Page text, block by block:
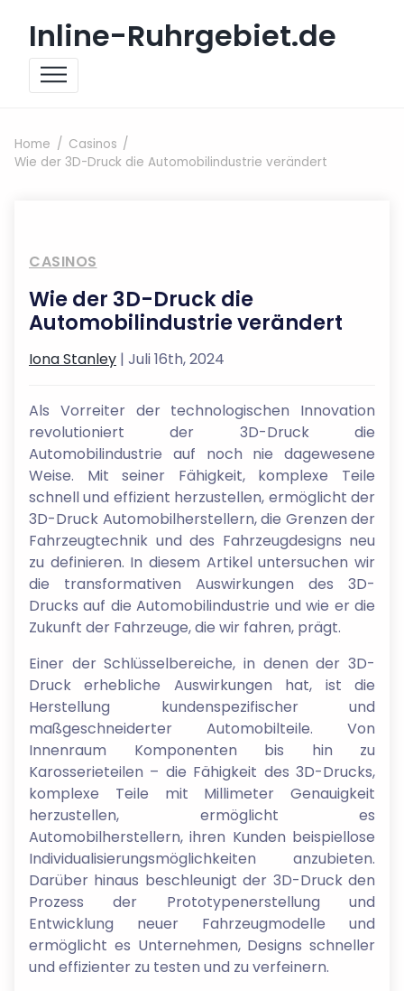
Inline-Ruhrgebiet.de
Home
Casinos
Wie der 3D-Druck die Automobilindustrie verändert
CASINOS
Wie der 3D-Druck die
Automobilindustrie verändert
Iona Stanley | Juli 16th, 2024
Als Vorreiter der technologischen Innovation
revolutioniert der 3D-Druck die
Automobilindustrie auf noch nie dagewesene
Weise. Mit seiner Fähigkeit, komplexe Teile
schnell und effizient herzustellen, ermöglicht der
3D-Druck Automobilherstellern, die Grenzen der
Fahrzeugtechnik und des Fahrzeugdesigns neu
zu definieren. In diesem Artikel untersuchen wir
die transformativen Auswirkungen des 3D-
Drucks auf die Automobilindustrie und wie er die
Zukunft der Fahrzeuge, die wir fahren, prägt.
Einer der Schlüsselbereiche, in denen der 3D-
Druck erhebliche Auswirkungen hat, ist die
Herstellung kundenspezifischer und
maßgeschneiderter Automobilteile. Von
Innenraum Komponenten bis hin zu
Karosserieteilen – die Fähigkeit des 3D-Drucks,
komplexe Teile mit Millimeter Genauigkeit
herzustellen, ermöglicht es
Automobilherstellern, ihren Kunden beispiellose
Individualisierungsmöglichkeiten anzubieten.
Darüber hinaus beschleunigt der 3D-Druck den
Prozess der Prototypenerstellung und
Entwicklung neuer Fahrzeugmodelle und
ermöglicht es Unternehmen, Designs schneller
und effizienter zu testen und zu verfeinern.